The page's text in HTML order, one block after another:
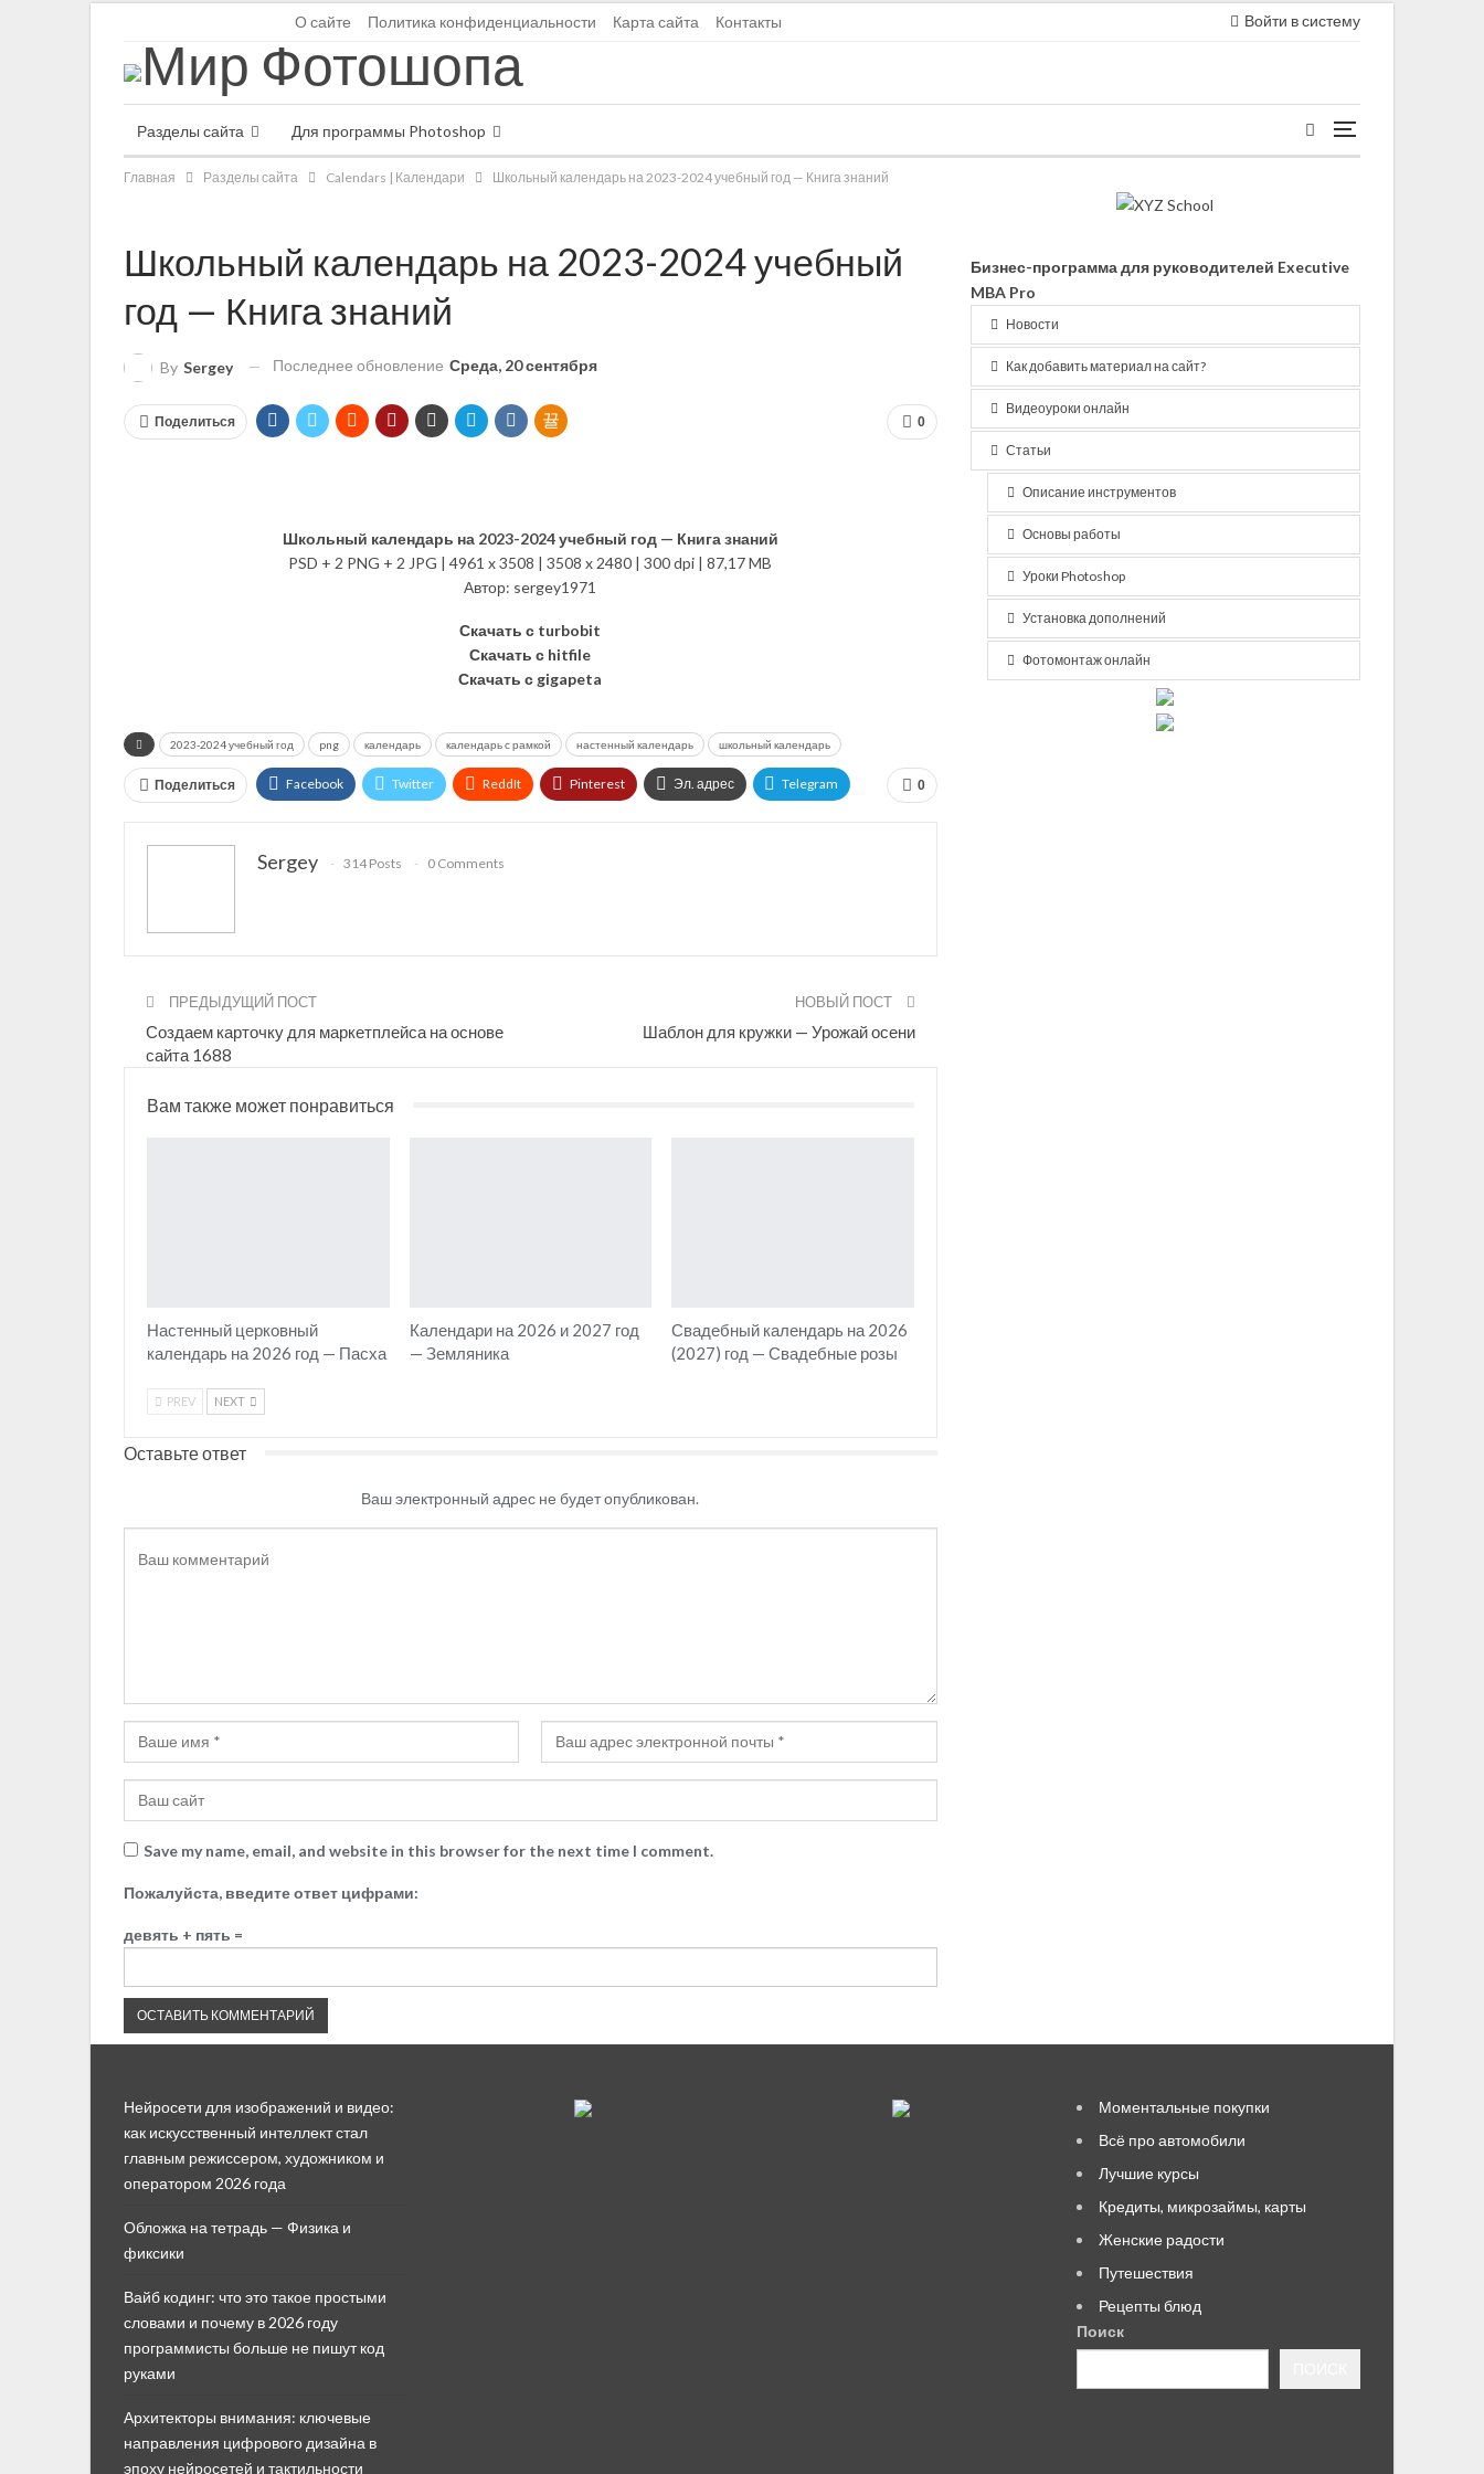
Войти в систему
О сайте Политика конфиденциальности Карта сайта Контакты
Разделы сайта Для программы Photoshop
Главная Разделы сайта Calendars | Календари Школьный календарь на 2023-2024 учебный год — Книга знаний
Школьный календарь на 2023-2024 учебный
год — Книга знаний
By Sergey Последнее обновление Среда, 20 сентября
0
Поделиться
Школьный календарь на 2023-2024 учебный год — Книга знаний
PSD + 2 PNG + 2 JPG | 4961 x 3508 | 3508 x 2480 | 300 dpi | 87,17 MB
Автор: sergey1971
Скачать с turbobit
Скачать с hitfile
Скачать с gigapeta
2023-2024 учебный год png календарь календарь с рамкой настенный календарь школьный календарь
0
Поделиться Facebook Twitter ReddIt Pinterest Эл. адрес Telegram
Sergey 314 Posts 0 Comments
ПРЕДЫДУЩИЙ ПОСТ
Создаем карточку для маркетплейса на основе
сайта 1688
НОВЫЙ ПОСТ
Шаблон для кружки — Урожай осени
Вам также может понравиться
Настенный церковный
календарь на 2026 год — Пасха
Календари на 2026 и 2027 год
— Земляника
Свадебный календарь на 2026
(2027) год — Свадебные розы
PREV NEXT
Оставьте ответ
Ваш электронный адрес не будет опубликован.
Save my name, email, and website in this browser for the next time I comment.
Пожалуйста, введите ответ цифрами:
девять + пять =
Бизнес-программа для руководителей Executive
MBA Pro
Новости
Как добавить материал на сайт?
Видеоуроки онлайн
Статьи
Описание инструментов
Основы работы
Уроки Photoshop
Установка дополнений
Фотомонтаж онлайн
Нейросети для изображений и видео:
как искусственный интеллект стал
главным режиссером, художником и
оператором 2026 года
Обложка на тетрадь — Физика и
фиксики
Вайб кодинг: что это такое простыми
словами и почему в 2026 году
программисты больше не пишут код
руками
Архитекторы внимания: ключевые
направления цифрового дизайна в
эпоху нейросетей и тактильности
Моментальные покупки
Всё про автомобили
Лучшие курсы
Кредиты, микрозаймы, карты
Женские радости
Путешествия
Рецепты блюд
Поиск